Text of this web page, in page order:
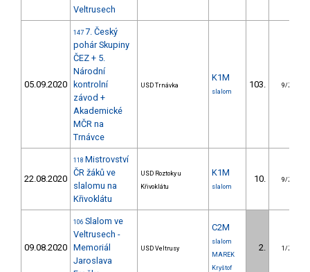
Veltrusech
05.09.2020
147 7. Český
pohár Skupiny
ČEZ + 5.
Národní
kontrolní
závod +
Akademické
MČR na
Trnávce
USD Trnávka
K1M
slalom
103. 9/ZS
22.08.2020
118 Mistrovství
ČR žáků ve
slalomu na
Křivoklátu
USD Roztoky u
Křivoklátu
K1M
slalom
10. 9/ZS
09.08.2020
106 Slalom ve
Veltrusech -
Memoriál
Jaroslava
USD Veltrusy
C2M
slalom
MAREK
Kryštof
2. 1/ZS